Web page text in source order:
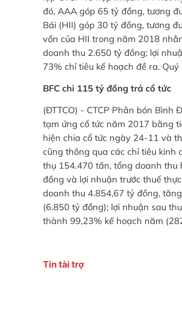
đó, AAA góp 65 tỷ đồng, tương
Bái (HII) góp 30 tỷ đồng, tương
vốn của HII trong năm 2018
doanh thu 2.650 tỷ đồng; lợi
73% chỉ tiêu kế hoạch đề ra.
BFC chi 115 tỷ đồng trả cổ tức
(ĐTTCO) - CTCP Phân bón Bình
tạm ứng cổ tức năm 2017 bằng
hiện chia cổ tức ngày 24-11 và
cũng thông qua các chỉ tiêu
thụ 154.470 tấn, tổng doanh
đồng và lợi nhuận trước thuế
doanh thu 4.854,67 tỷ đồng,
(6.850 tỷ đồng); lợi nhuận sau
thành 99,23% kế hoạch năm